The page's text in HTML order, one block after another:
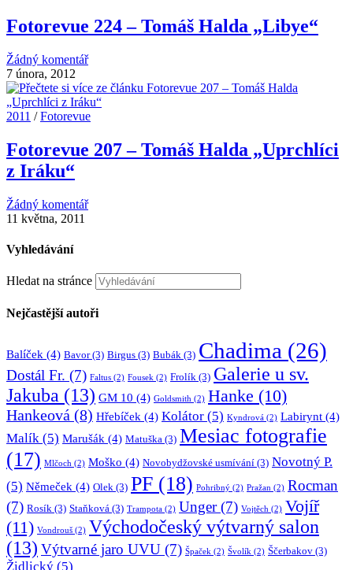
Fotorevue 224 – Tomáš Halda „Libye“
Žádný komentář
7 února, 2012
2011 /Fotorevue
Fotorevue 207 – Tomáš Halda „Uprchlíci
z Iráku“
Žádný komentář
11 května, 2011
Vyhledávání
Hledat na stránce
Nejčastější autoři
Balíček (4) Bavor(3) Birgus (3) Bubák (3) Chadima (26)
Dostál Fr. (7) Faltus (2) Fousek (2) Frolík (3) Galerie u sv.
Jakuba (13) GM 10 (4) Goldsmith (2) Hanke (10)
Hankeová (8) Hřebíček (4) Kolátor (5) Kyndrová (2) Labirynt (4)
Malík (5) Marušák (4) Matuška (3) Mesiac fotografie
(17) Mlčoch (2) Moško (4) Novobydžovské usmívání (3) Novotný P.
(5) Němeček (4) Olek (3) PF (18) Pohribný (2) Pražan (2) Rocman
(7) Rosík (3) Staňková (3) Trampota (2) Unger(7) Vojtěch (2) Vojíř
(11) Vondrouš (2) Východočeský výtvarný salon
(13) Výtvarné jaro UVU (7) Špaček (2) Švolík (2) Ščerbakov (3)
Židlický (5)